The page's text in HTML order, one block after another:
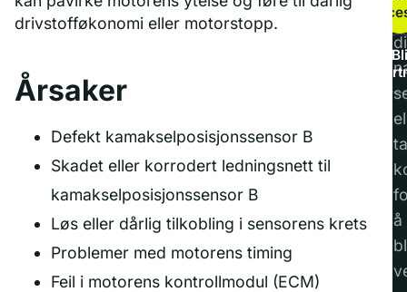
drivstofføkonomi eller motorstopp.
Årsaker
Defekt kamakselposisjonssensor B
Skadet eller korrodert ledningsnett til
kamakselposisjonssensor B
Løs eller dårlig tilkobling i sensorens krets
Problemer med motorens timing
Feil i motorens kontrollmodul (ECM)
ta
å
Bli